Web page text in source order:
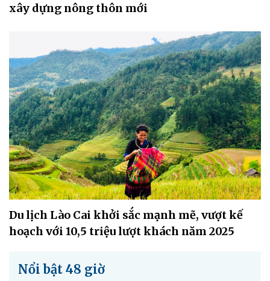
xây dựng nông thôn mới
Du lịch Lào Cai khởi sắc mạnh mẽ, vượt kế
hoạch với 10,5 triệu lượt khách năm 2025
Nổi bật 48 giờ